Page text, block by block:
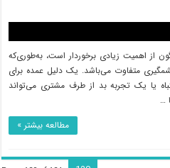
از اهمیت زیادی برخوردار است، به‌طوری‌که
متفاوت می‌باشد. یک دلیل عمده برای
یا یک تجربه بد از طرف مشتری می‌تواند
…
مطالعه بیشتر »